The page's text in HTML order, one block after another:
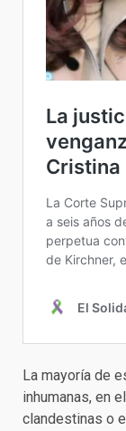
La mayoría de
inhumanas, en
clandestinas o